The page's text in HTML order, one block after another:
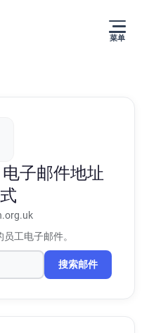
菜单
电子邮件地址
工电子邮件。
搜索邮件